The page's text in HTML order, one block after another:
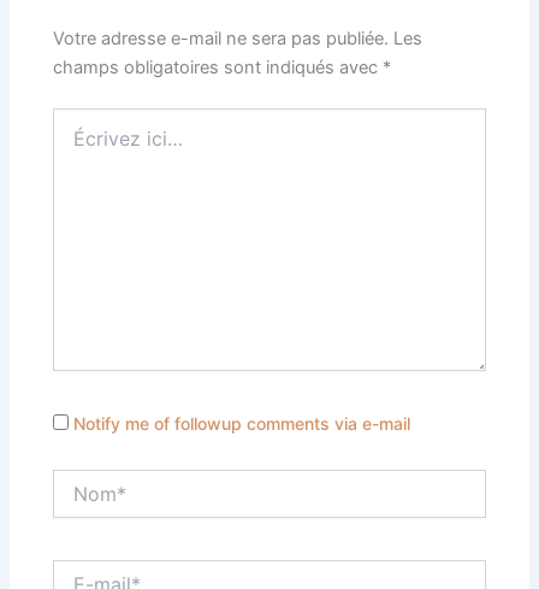
Votre adresse e-mail ne sera pas publiée. Les
champs obligatoires sont indiqués avec *
ici…
Notify me of followup comments via e-mail